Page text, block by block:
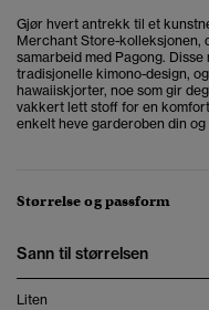
Gjør hvert antrekk til et
Merchant Store-kolleksjonen,
samarbeid med Pagong.
tradisjonelle kimono-design,
hawaiiskjorter, noe som gir
vakkert lett stoff for en
enkelt heve garderoben din
Størrelse og passform
Sann til størrelsen
Liten